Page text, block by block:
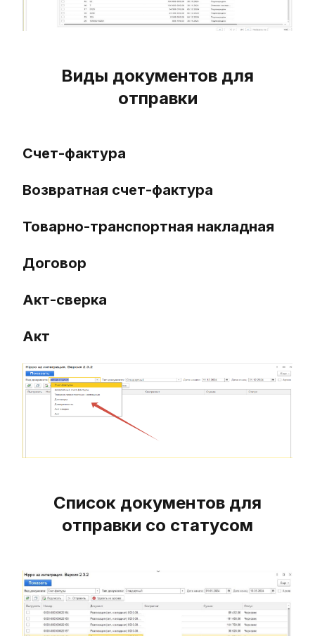
Виды документов для
отправки
Счет-фактура
Возвратная счет-фактура
Товарно-транспортная накладная
Договор
Акт-сверка
Акт
Список документов для
отправки со статусом